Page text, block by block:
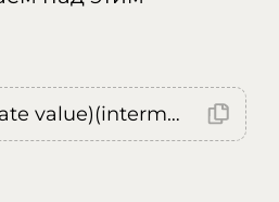
Error: (intermediate value)(intermediate value)(intermediate value).replaceAll is not a function